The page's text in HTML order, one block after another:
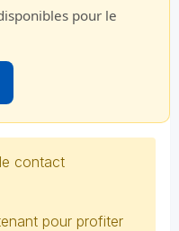
pour le
contact
pour profiter